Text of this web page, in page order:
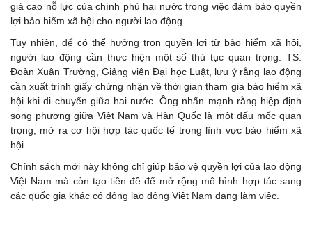
giá cao nỗ lực của chính phủ hai nước trong việc đảm bảo quyền
lợi bảo hiểm xã hội cho người lao động.
Tuy nhiên, để có thể hưởng trọn quyền lợi từ bảo hiểm xã hội,
người lao động cần thực hiện một số thủ tục quan trọng. TS.
Đoàn Xuân Trường, Giảng viên Đại học Luật, lưu ý rằng lao động
cần xuất trình giấy chứng nhận về thời gian tham gia bảo hiểm xã
hội khi di chuyển giữa hai nước. Ông nhấn mạnh rằng hiệp định
song phương giữa Việt Nam và Hàn Quốc là một dấu mốc quan
trọng, mở ra cơ hội hợp tác quốc tế trong lĩnh vực bảo hiểm xã
hội.
Chính sách mới này không chỉ giúp bảo vệ quyền lợi của lao động
Việt Nam mà còn tạo tiền đề để mở rộng mô hình hợp tác sang
các quốc gia khác có đông lao động Việt Nam đang làm việc.